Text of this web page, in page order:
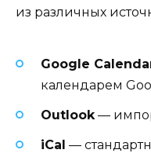
из различных
Google
календарем
Outlook —
iCal —